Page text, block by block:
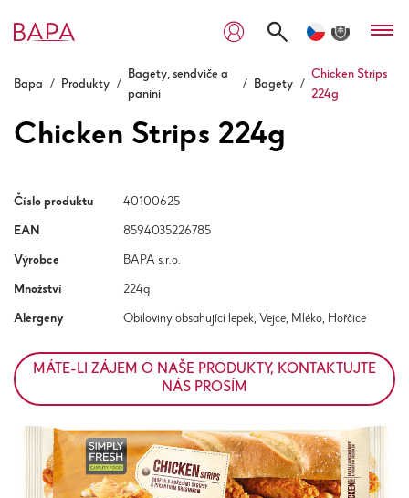
Bapa / Produkty /
Bagety, sendviče a
panini
/ Bagety /
Chicken Strips
224g
Chicken Strips 224g
Číslo produktu 40100625
EAN 8594035226785
Výrobce BAPA s.r.o.
Množství 224g
Alergeny Obiloviny obsahující lepek, Vejce, Mléko, Hořčice
MÁTE-LI ZÁJEM O NAŠE PRODUKTY, KONTAKTUJTE
NÁS PROSÍM